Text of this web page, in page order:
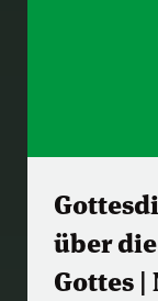
über
Gottes